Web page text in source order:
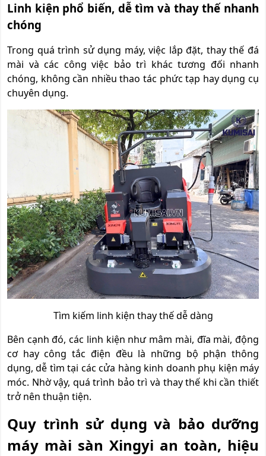
Linh kiện phổ biến, dễ tìm và thay thế nhanh
chóng
Trong quá trình sử dụng máy, việc lắp đặt, thay thế đá
mài và các công việc bảo trì khác tương đối nhanh
chóng, không cần nhiều thao tác phức tạp hay dụng cụ
chuyên dụng.
Tìm kiếm linh kiện thay thế dễ dàng
Bên cạnh đó, các linh kiện như mâm mài, đĩa mài, động
cơ hay công tắc điện đều là những bộ phận thông
dụng, dễ tìm tại các cửa hàng kinh doanh phụ kiện máy
móc. Nhờ vậy, quá trình bảo trì và thay thế khi cần thiết
trở nên thuận tiện.
Quy trình sử dụng và bảo dưỡng
máy mài sàn Xingyi an toàn, hiệu